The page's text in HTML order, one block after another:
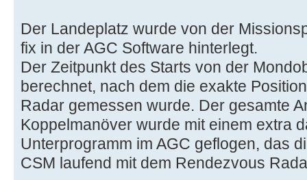
Der Landeplatz wurde von der
fix in der AGC Software hinterlegt.
Der Zeitpunkt des Starts von der
berechnet, nach dem die exakte
Radar gemessen wurde. Der gesamte
Koppelmanöver wurde mit einem extra
Unterprogramm im AGC geflogen, das
CSM laufend mit dem Rendezvous